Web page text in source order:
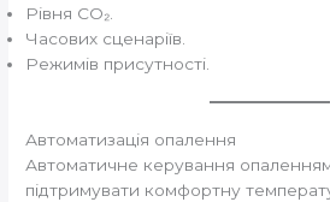
Рівня CO₂.
Часових сценаріїв.
Режимів присутності.
Автоматизація опалення
Автоматичне керування
підтримувати комфортну